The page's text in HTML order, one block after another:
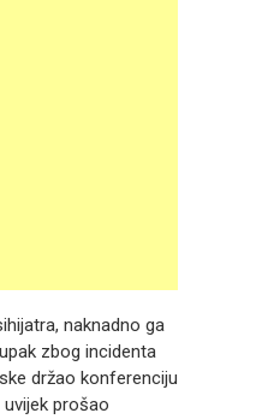
naknadno ga
zbog incidenta
držao konferenciju
prošao